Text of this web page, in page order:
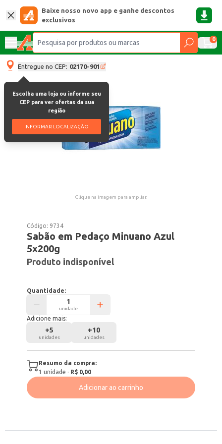
Baixe nosso novo app e ganhe descontos
exclusivos
0
Entregue no CEP: 02170-901
Escolha uma loja ou informe seu
CEP para ver ofertas da sua
região
INFORMAR LOCALIZAÇÃO
Clique na imagem para ampliar.
Código: 9734
Sabão em Pedaço Minuano Azul
5x200g
Produto indisponível
Quantidade:
unidade
Adicione mais:
+5
unidades
+10
unidades
Resumo da compra:
1 unidade · R$ 0,00
Adicionar ao carrinho